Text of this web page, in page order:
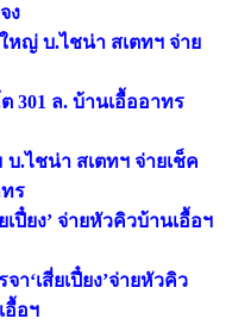
ง
หญ่ บ.ไชน่า สเตทฯ จ่าย
301 ล. บ้านเอื้ออาทร
.ไชน่า สเตทฯ จ่ายเช็ค
ร
ปี๋ยง’ จ่ายหัวคิวบ้านเอื้อฯ
‘เสี่ยเปี๋ยง’จ่ายหัวคิว
อื้อฯ